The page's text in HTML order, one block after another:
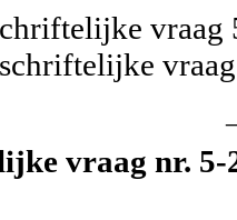
vraag
vraag nr. 5-